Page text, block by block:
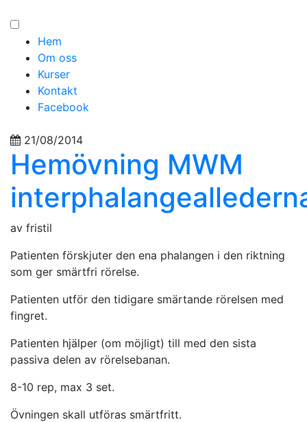
Hem
Om oss
Kurser
Kontakt
Facebook
21/08/2014
Hemövning MWM
av fristil
Patienten förskjuter den ena phalangen i den riktning
som ger smärtfri rörelse.
Patienten utför den tidigare smärtande rörelsen med
fingret.
Patienten hjälper (om möjligt) till med den sista
passiva delen av rörelsebanan.
8-10 rep, max 3 set.
Övningen skall utföras smärtfritt.